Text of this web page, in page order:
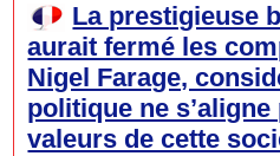
La prestigieuse
aurait fermé les
Nigel Farage,
politique ne
valeurs de cette